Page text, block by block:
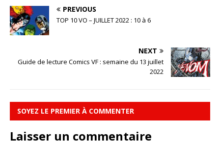
PREVIOUS
TOP 10 VO – JUILLET 2022 : 10 à 6
NEXT
Guide de lecture Comics VF : semaine du 13 juillet
2022
SOYEZ LE PREMIER À COMMENTER
Laisser un commentaire